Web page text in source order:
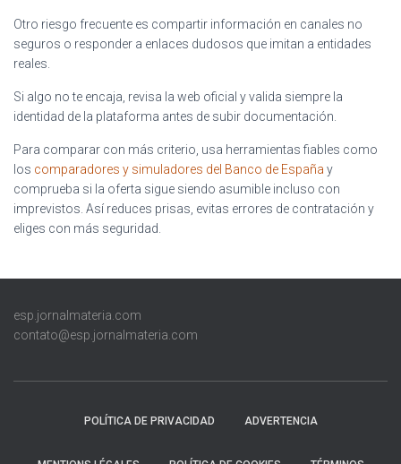
Otro riesgo frecuente es compartir información en canales no
seguros o responder a enlaces dudosos que imitan a entidades
reales.
Si algo no te encaja, revisa la web oficial y valida siempre la
identidad de la plataforma antes de subir documentación.
Para comparar con más criterio, usa herramientas fiables como
los comparadores y simuladores del Banco de España y
comprueba si la oferta sigue siendo asumible incluso con
imprevistos. Así reduces prisas, evitas errores de contratación y
eliges con más seguridad.
esp.jornalmateria.com
contato@esp.jornalmateria.com
POLÍTICA DE PRIVACIDAD ADVERTENCIA